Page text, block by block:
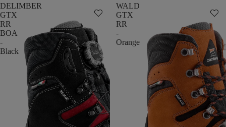
DELIMBER
GTX
RR
BOA
-
Black
WALD
GTX
RR
-
Orange